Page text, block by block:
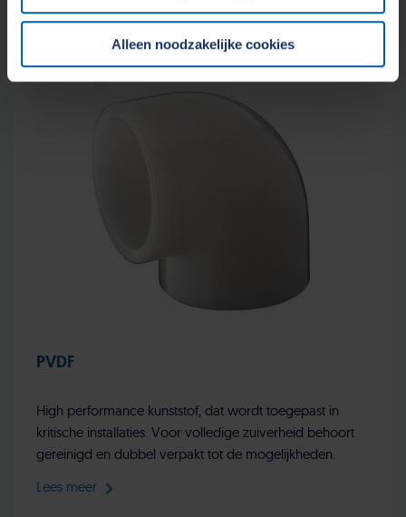
allen tijde uw toestemming wijzigen of intrekken in het
Cookiebeleid op onze website.
Alleen noodzakelijke cookies
PVDF
High performance kunststof, dat wordt toegepast in
kritische installaties. Voor volledige zuiverheid behoort
gereinigd en dubbel verpakt tot de mogelijkheden.
Lees meer